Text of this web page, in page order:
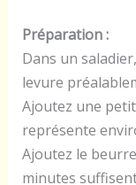
Préparation :
Dans un
levure
Ajoutez une
représente
Ajoutez le
minutes